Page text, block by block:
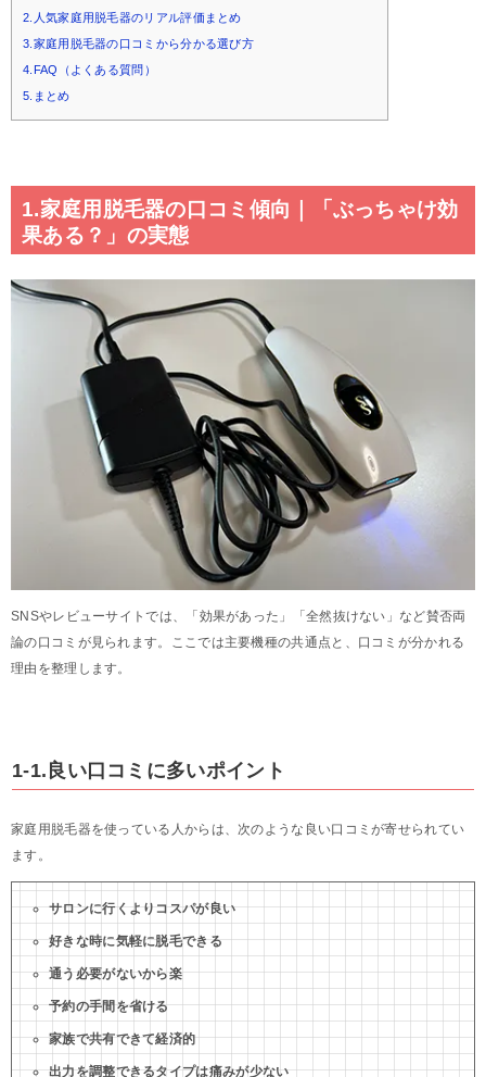
2.人気家庭用脱毛器のリアル評価まとめ
3.家庭用脱毛器の口コミから分かる選び方
4.FAQ（よくある質問）
5.まとめ
1.家庭用脱毛器の口コミ傾向｜「ぶっちゃけ効
果ある？」の実態
SNSやレビューサイトでは、「効果があった」「全然抜けない」など賛否両
論の口コミが見られます。ここでは主要機種の共通点と、口コミが分かれる
理由を整理します。
1-1.良い口コミに多いポイント
家庭用脱毛器を使っている人からは、次のような良い口コミが寄せられてい
ます。
サロンに行くよりコスパが良い
好きな時に気軽に脱毛できる
通う必要がないから楽
予約の手間を省ける
家族で共有できて経済的
出力を調整できるタイプは痛みが少ない